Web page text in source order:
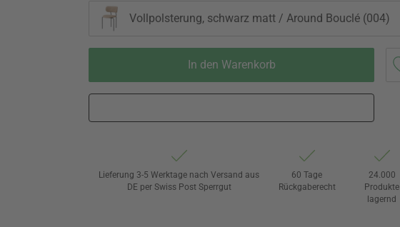
Vollpolsterung, schwarz matt / Around Bouclé (004)
In den Warenkorb
Lieferung 3-5 Werktage nach Versand aus
DE per Swiss Post Sperrgut
60 Tage
Rückgaberecht
24.000
Produkte
lagernd